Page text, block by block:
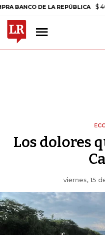
DE LA REPÚBLICA $
Los dolores
viernes, 15